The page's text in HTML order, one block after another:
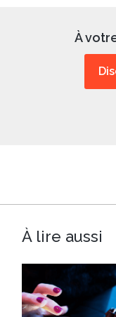
À
À lire aussi